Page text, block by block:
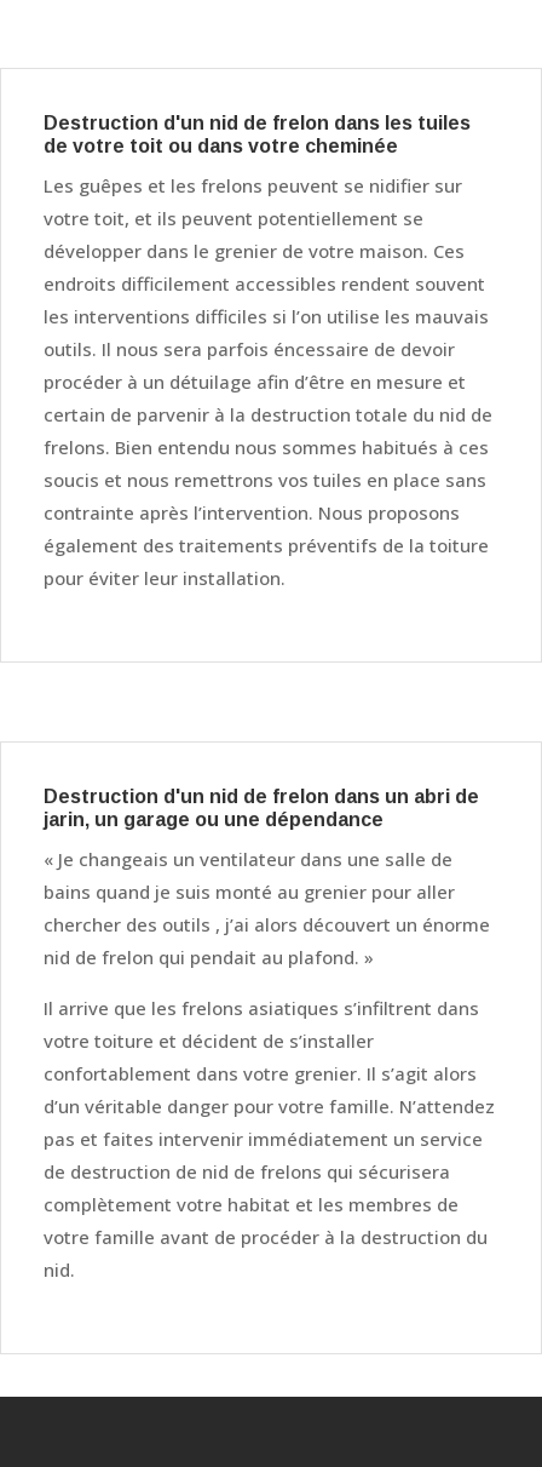
Destruction d'un nid de frelon dans les tuiles
de votre toit ou dans votre cheminée
Les guêpes et les frelons peuvent se nidifier sur
votre toit, et ils peuvent potentiellement se
développer dans le grenier de votre maison. Ces
endroits difficilement accessibles rendent souvent
les interventions difficiles si l’on utilise les mauvais
outils. Il nous sera parfois éncessaire de devoir
procéder à un détuilage afin d’être en mesure et
certain de parvenir à la destruction totale du nid de
frelons. Bien entendu nous sommes habitués à ces
soucis et nous remettrons vos tuiles en place sans
contrainte après l’intervention. Nous proposons
également des traitements préventifs de la toiture
pour éviter leur installation.
Destruction d'un nid de frelon dans un abri de
jarin, un garage ou une dépendance
« Je changeais un ventilateur dans une salle de
bains quand je suis monté au grenier pour aller
chercher des outils , j’ai alors découvert un énorme
nid de frelon qui pendait au plafond. »
Il arrive que les frelons asiatiques s’infiltrent dans
votre toiture et décident de s’installer
confortablement dans votre grenier. Il s’agit alors
d’un véritable danger pour votre famille. N’attendez
pas et faites intervenir immédiatement un service
de destruction de nid de frelons qui sécurisera
complètement votre habitat et les membres de
votre famille avant de procéder à la destruction du
nid.